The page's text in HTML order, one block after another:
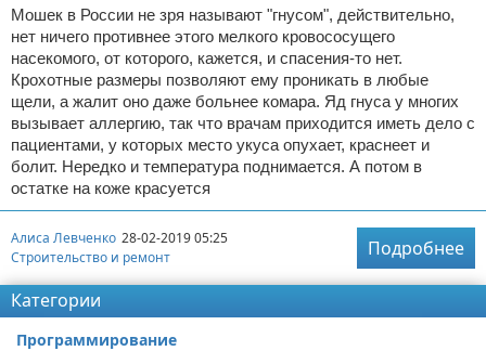
Мошек в России не зря называют "гнусом", действительно,
нет ничего противнее этого мелкого кровососущего
насекомого, от которого, кажется, и спасения-то нет.
Крохотные размеры позволяют ему проникать в любые
щели, а жалит оно даже больнее комара. Яд гнуса у многих
вызывает аллергию, так что врачам приходится иметь дело с
пациентами, у которых место укуса опухает, краснеет и
болит. Нередко и температура поднимается. А потом в
остатке на коже красуется
Алиса Левченко 28-02-2019 05:25
Строительство и ремонт
Подробнее
Категории
Программирование